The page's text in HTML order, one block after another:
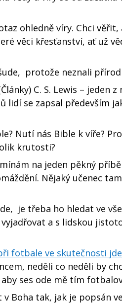
ohledně víry. Chci
věci křesťanství, ať už
protože neznali
C. S. Lewis – jeden
se zapsal především
Nutí nás Bible k víře?
krutosti?
na jeden pěkný
Nějaký učenec
je třeba ho hledat ve
a s lidskou
fotbale ve skutečnosti
neděli co neděli by
aby ses ode mě tím
Boha tak, jak je popsán